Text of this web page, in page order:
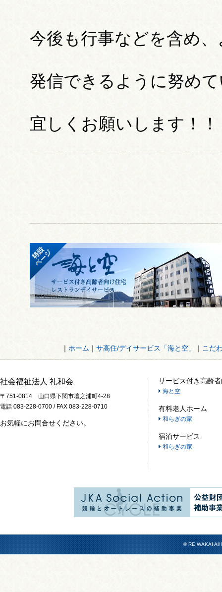
今後も行事などを含め
発信できるように努め
宜しくお願いします！！
｜ ホーム ｜ サ高住/デイサービス「海と空」 ｜ こだ
社会福祉法人 礼和会
〒751-0814 山口県下関市壇之浦町4-28
電話 083-228-0700 / FAX 083-228-0710
お気軽にお問合せください。
サービス付き高齢
海と空
有料老人ホーム
和らぎの家
宿泊サービス
和らぎの家
© REIWAKAI All